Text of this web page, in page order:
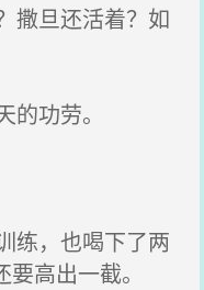
撒旦还活着？如
功劳。
练，也喝下了两
高出一截。